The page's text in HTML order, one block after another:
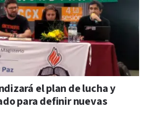
el plan de lucha y
para definir nuevas